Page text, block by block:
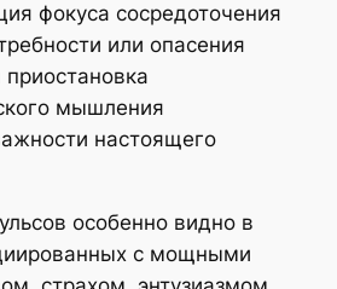
фокуса сосредоточения
или опасения
мышления
настоящего
особенно видно в
с мощными